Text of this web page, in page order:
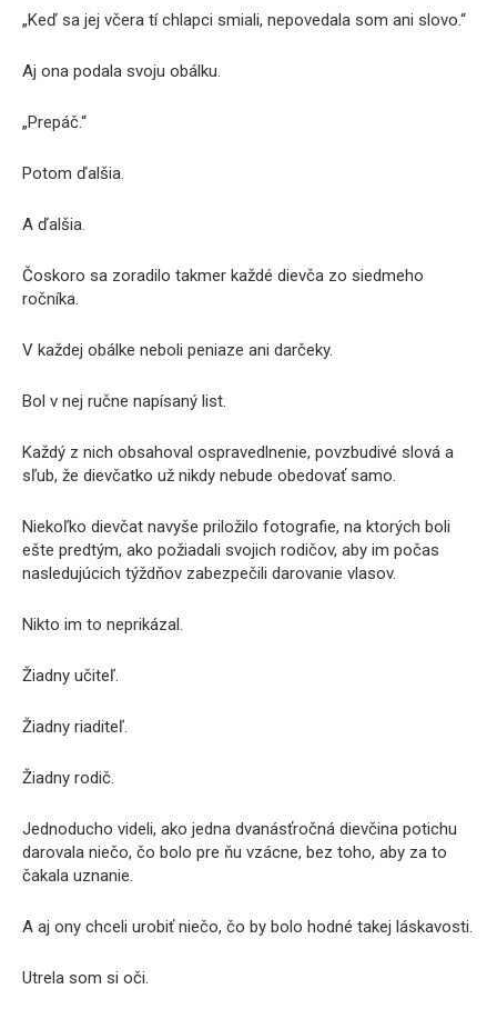
„Keď sa jej včera tí chlapci smiali, nepovedala som ani slovo.“
Aj ona podala svoju obálku.
„Prepáč.“
Potom ďalšia.
A ďalšia.
Čoskoro sa zoradilo takmer každé dievča zo siedmeho
ročníka.
V každej obálke neboli peniaze ani darčeky.
Bol v nej ručne napísaný list.
Každý z nich obsahoval ospravedlnenie, povzbudivé slová a
sľub, že dievčatko už nikdy nebude obedovať samo.
Niekoľko dievčat navyše priložilo fotografie, na ktorých boli
ešte predtým, ako požiadali svojich rodičov, aby im počas
nasledujúcich týždňov zabezpečili darovanie vlasov.
Nikto im to neprikázal.
Žiadny učiteľ.
Žiadny riaditeľ.
Žiadny rodič.
Jednoducho videli, ako jedna dvanásťročná dievčina potichu
darovala niečo, čo bolo pre ňu vzácne, bez toho, aby za to
čakala uznanie.
A aj ony chceli urobiť niečo, čo by bolo hodné takej láskavosti.
Utrela som si oči.